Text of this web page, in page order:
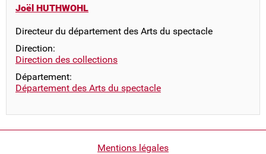
Joël HUTHWOHL
Directeur du département des Arts du spectacle
Direction:
Direction des collections
Département:
Département des Arts du spectacle
Mentions légales